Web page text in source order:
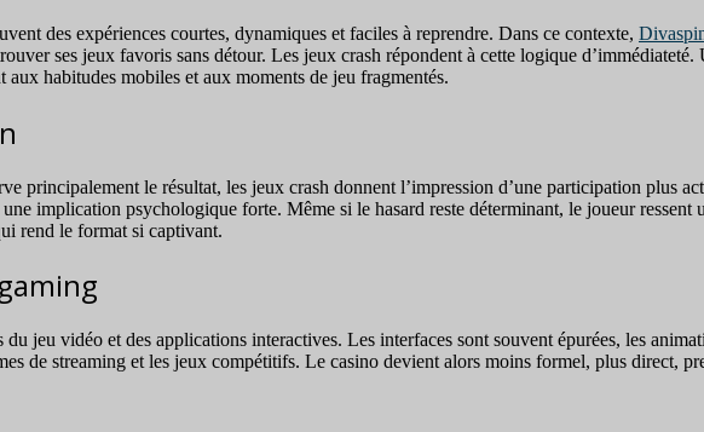
des expériences courtes, dynamiques et faciles à reprendre. Dans ce contexte,
ses jeux favoris sans détour. Les jeux crash répondent à cette logique
habitudes mobiles et aux moments de jeu fragmentés.
principalement le résultat, les jeux crash donnent l’impression d’une participation plus
implication psychologique forte. Même si le hasard reste déterminant, le joueur ressent
rend le format si captivant.
jeu vidéo et des applications interactives. Les interfaces sont souvent épurées, les
de streaming et les jeux compétitifs. Le casino devient alors moins formel, plus direct,